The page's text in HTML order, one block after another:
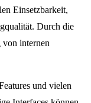
Einsetzbarkeit,
Durch die
von internen
und vielen